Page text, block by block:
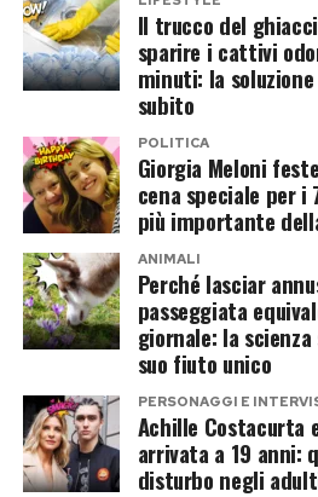
Il trucco del
sparire i cattivi
minuti: la
subito
POLITICA
Giorgia Meloni
cena speciale per i
più importante
ANIMALI
Perché lasciar
passeggiata
giornale: la
suo fiuto unico
PERSONAGGI E
Achille Costacurta
arrivata a 19 anni:
disturbo negli